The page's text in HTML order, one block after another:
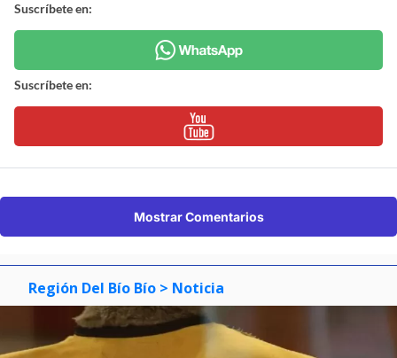
Suscríbete en:
Suscríbete en:
Mostrar Comentarios
Región Del Bío Bío > Noticia